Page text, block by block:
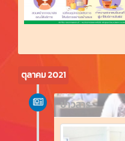
ตุลาคม 2021
ข่าวสาร